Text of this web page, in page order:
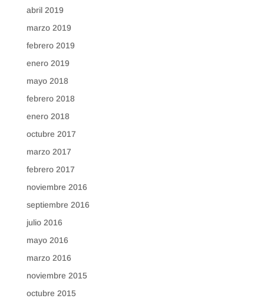
abril 2019
marzo 2019
febrero 2019
enero 2019
mayo 2018
febrero 2018
enero 2018
octubre 2017
marzo 2017
febrero 2017
noviembre 2016
septiembre 2016
julio 2016
mayo 2016
marzo 2016
noviembre 2015
octubre 2015